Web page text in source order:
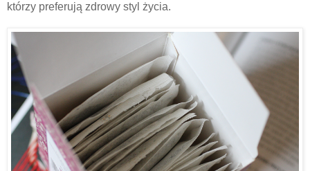
którzy preferują zdrowy styl życia.